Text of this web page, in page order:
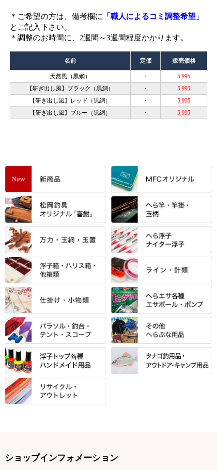
＊ご希望の方は、備考欄に
「職人によるコミ調整希望」
とご記入下さい。
＊調整のお時間に、2週間～3週間程度かかります。
名前 定価 販売価格
天然風（黒網） ・
5,995
【研ぎ出し風】ブラック（黒網）
・
5,995
【研ぎ出し風】レッド（黒網）
・
5,995
【研ぎ出し風】ブルー（黒網）
・ 5,995
すべて
「雅（みやび）」シリーズ・エ
ントＰＬＵＳシリーズ
エントラント・ＳＰＷシリーズ
スモールクロコダイルシリーズ
エクセーヌ・スエードシリーズ
バッグ・小物ケース・ワッペン
クッション・シート・スカー
ト・エプロン
保護ケース
アクリルシリーズ・アクセサリ
すべて
「至高」シリーズ
万力付お膳
クワセ皿・コブ皿・角皿
浮子筒・浮子箱・ハリス箱・玉
ノ柄スタンド
小物箱・うどん箱・うどん皿
ハサミケース
カウンター
針外し・糸ほどき
すべて
シマノ
ダイワ
がまかつ
サクラ・NISSIN・合成竿・他
光竹作 カーボン竿掛・玉ノ柄
匠絆・かちどき・旋（めぐ
る）・千望・千尋・悠月・その
他
すべて
当店オリジナル「勝俊」作
光竹 製品
松村作（万力）
松村作（先受・その他）
万久作
岐山 製品
逍遥（しょうよう）
すべて
忠相・一志
昴 ・TOMO
りきや ・ 大祐
心也・士天・狂鬼
伊吹 ・ SATTO
KEN∑HI【ケンシ】
すべて
金鯱 シリーズ
浮子箱
浮子立て・浮子筒
ハリスケース
仕掛箱・小物箱
ハリスメジャー系
すべて
東レ・ラーヂ
サンライン ・ ダン
鬼掛・MARUTO
すべて
ウキ止めストッパー・糸・チュ
ーブ
ウキゴム 遊動式
松葉仕掛用
底取りアイテム
すべて
マルキュー 麩系
マルキュー その他
ポンプ絞り器・ポンプ類
すべて
パラソル
テント
リーズ
すべて
バック＆ロッドケース
すべて
浮子用素材
塗料用 筆
リサイクル 竹竿（～19,999円）
ショップインフォメーション